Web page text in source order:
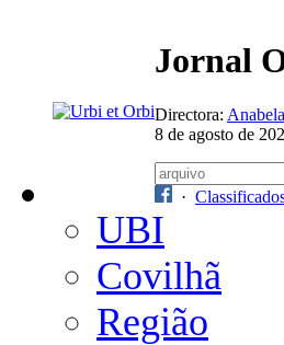
Jornal
Directora:
8 de agosto de
·
UBI
Covilhã
Região